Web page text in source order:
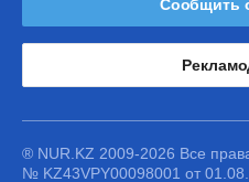
Сообщить
® NUR.KZ 2009-2026 Все
№ KZ43VPY00098001 от